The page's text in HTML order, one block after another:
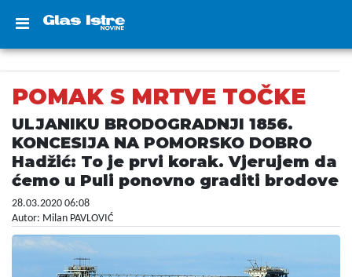
POMAK S MRTVE TOČKE
ULJANIKU BRODOGRADNJI 1856.
KONCESIJA NA POMORSKO DOBRO
Hadžić: To je prvi korak. Vjerujem da
ćemo u Puli ponovno graditi brodove
28.03.2020 06:08
Autor: Milan PAVLOVIĆ